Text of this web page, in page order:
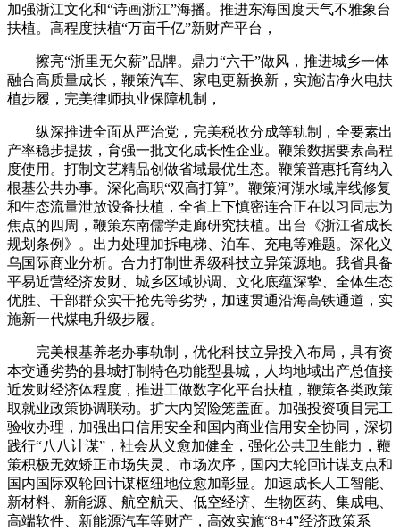
加强浙江文化和“诗画浙江”海播。推进东海国度天气不雅象台
扶植。高程度扶植“万亩千亿”新财产平台，
擦亮“浙里无欠薪”品牌。鼎力“六干”做风，推进城乡一体
融合高质量成长，鞭策汽车、家电更新换新，实施洁净火电扶
植步履，完美律师执业保障机制，
纵深推进全面从严治党，完美税收分成等轨制，全要素出
产率稳步提拔，育强一批文化成长性企业。鞭策数据要素高程
度使用。打制文艺精品创做省域最优生态。鞭策普惠托育纳入
根基公共办事。深化高职“双高打算”。鞭策河湖水域岸线修复
和生态流量泄放设备扶植，全省上下慎密连合正在以习同志为
焦点的四周，鞭策东南儒学走廊研究扶植。出台《浙江省成长
规划条例》。出力处理加拆电梯、泊车、充电等难题。深化义
乌国际商业分析。合力打制世界级科技立异策源地。我省具备
平易近营经济发财、城乡区域协调、文化底蕴深挚、全体生态
优胜、干部群众实干抢先等劣势，加速贯通沿海高铁通道，实
施新一代煤电升级步履。
完美根基养老办事轨制，优化科技立异投入布局，具有资
本交通劣势的县城打制特色功能型县城，人均地域出产总值接
近发财经济体程度，推进工做数字化平台扶植，鞭策各类政策
取就业政策协调联动。扩大内贸险笼盖面。加强投资项目完工
验收办理，加强出口信用安全和国内商业信用安全协同，深切
践行“八八计谋”，社会从义愈加健全，强化公共卫生能力，鞭
策积极无效矫正市场失灵、市场次序，国内大轮回计谋支点和
国内国际双轮回计谋枢纽地位愈加彰显。加速成长人工智能、
新材料、新能源、航空航天、低空经济、生物医药、集成电、
高端软件、新能源汽车等财产，高效实施“8+4”经济政策系